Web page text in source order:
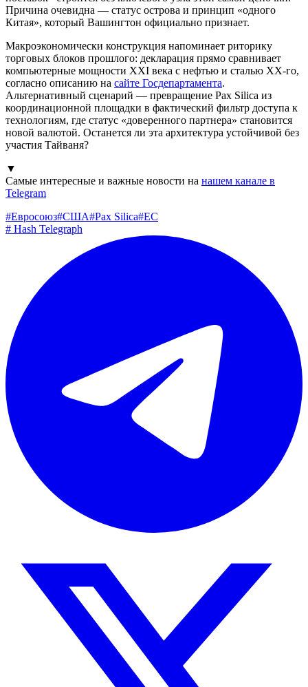
Причина очевидна — статус острова и принцип «одного
Китая», который Вашингтон официально признает.
Макроэкономически конструкция напоминает риторику
торговых блоков прошлого: декларация прямо сравнивает
компьютерные мощности XXI века с нефтью и сталью XX-го,
согласно описанию на сайте Госдепартамента.
Альтернативный сценарий — превращение Pax Silica из
координационной площадки в фактический фильтр доступа к
технологиям, где статус «доверенного партнера» становится
новой валютой. Останется ли эта архитектура устойчивой без
участия Тайваня?
▼
Самые интересные и важные новости на нашем канале в
Telegram
#Евросоюз#США#Pax Silica#ЕС
# Hash Telegraph